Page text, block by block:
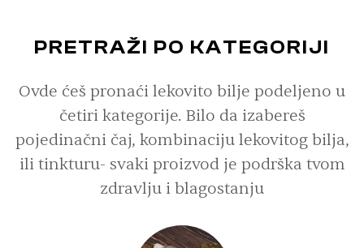
PRETRAŽI PO KATEGORIJI
Ovde ćeš pronaći lekovito bilje podeljeno u
četiri kategorije. Bilo da izabereš
pojedinačni čaj, kombinaciju lekovitog bilja,
ili tinkturu- svaki proizvod je podrška tvom
zdravlju i blagostanju